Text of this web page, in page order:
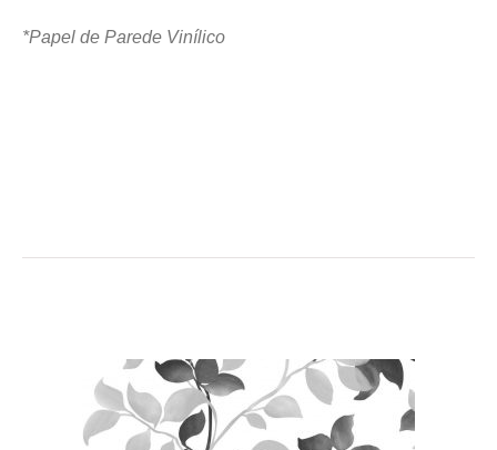
*Papel de Parede Vinílico